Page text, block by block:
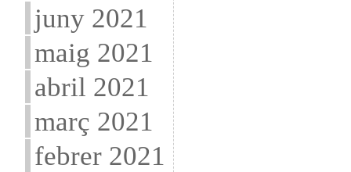
juny 2021
maig 2021
abril 2021
març 2021
febrer 2021